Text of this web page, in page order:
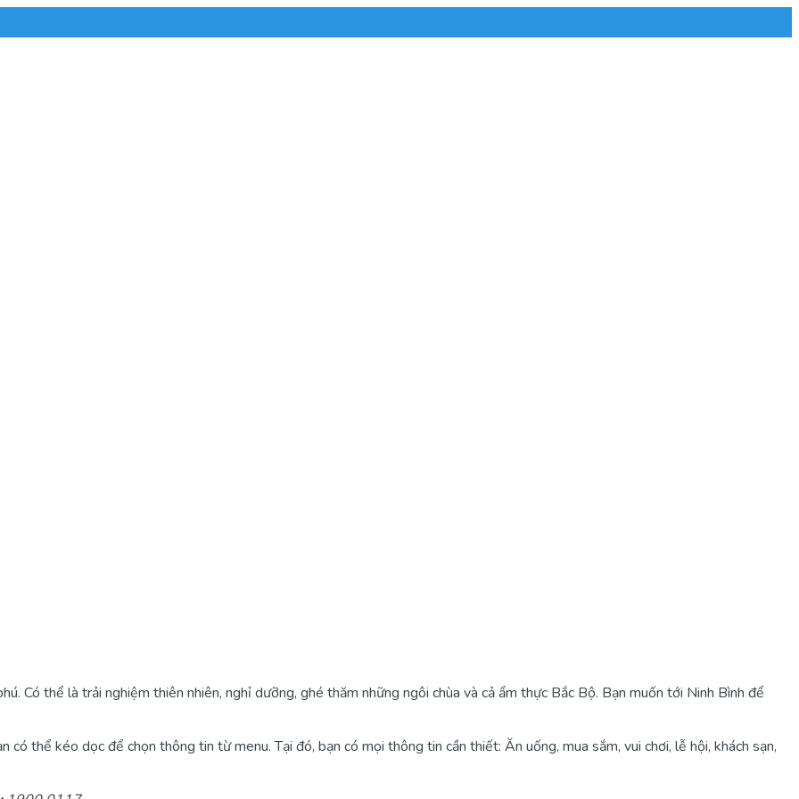
Có thể là trải nghiệm thiên nhiên, nghỉ dưỡng, ghé thăm những ngôi chùa và cả ẩm thực Bắc Bộ. Bạn muốn tới Ninh Bình để
có thể kéo dọc để chọn thông tin từ menu. Tại đó, bạn có mọi thông tin cần thiết: Ăn uống, mua sắm, vui chơi, lễ hội, khách sạn,